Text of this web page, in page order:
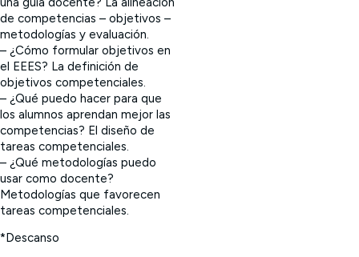
de competencias – objetivos –
metodologías y evaluación.
– ¿Cómo formular objetivos en
el EEES? La definición de
objetivos competenciales.
– ¿Qué puedo hacer para que
los alumnos aprendan mejor las
competencias? El diseño de
tareas competenciales.
– ¿Qué metodologías puedo
usar como docente?
Metodologías que favorecen
tareas competenciales.
*Descanso